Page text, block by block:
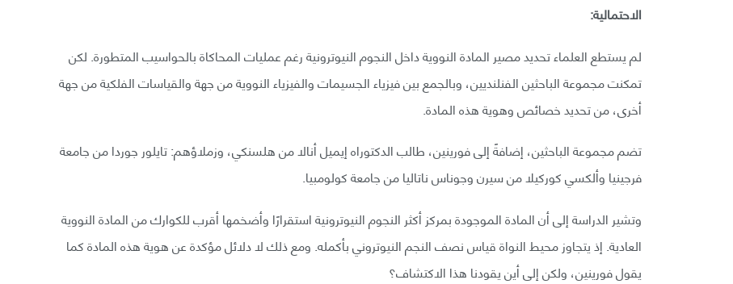
الاحتمالية:
لم يستطع العلماء تحديد مصير المادة النووية داخل النجوم النيوترونية رغم عمليات المحاكاة بالحواسيب المتطورة. لكن
تمكنت مجموعة الباحثين الفنلنديين، وبالجمع بين فيزياء الجسيمات والفيزياء النووية من جهة والقياسات الفلكية من جهة
أخرى، من تحديد خصائص وهوية هذه المادة.
تضم مجموعة الباحثين، إضافةً إلى فورينين، طالب الدكتوراه إيميل أنالا من هلسنكي، وزملاؤهم: تايلور جوردا من جامعة
فرجينيا وألكسي كوركيلا من سيرن وجوناس ناتاليا من جامعة كولومبيا.
وتشير الدراسة إلى أن المادة الموجودة بمركز أكثر النجوم النيوترونية استقرارًا وأضخمها أقرب للكوارك من المادة النووية
العادية. إذ يتجاوز محيط النواة قياس نصف النجم النيوتروني بأكمله. ومع ذلك لا دلائل مؤكدة عن هوية هذه المادة كما
يقول فورينين، ولكن إلى أين يقودنا هذا الاكتشاف؟